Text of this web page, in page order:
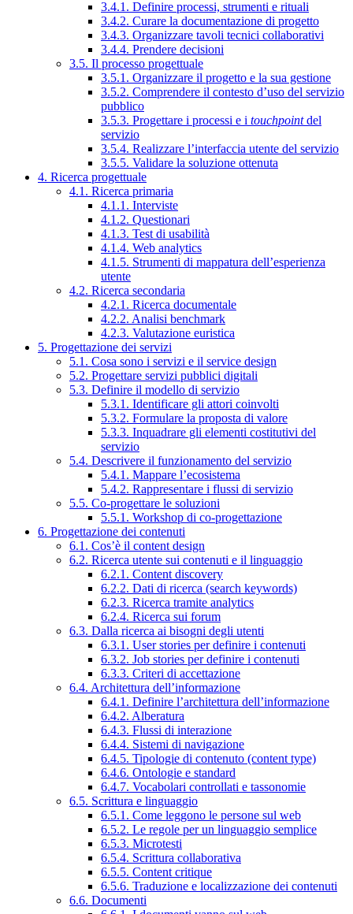
3.4.1. Definire processi, strumenti e rituali
3.4.2. Curare la documentazione di progetto
3.4.3. Organizzare tavoli tecnici collaborativi
3.4.4. Prendere decisioni
3.5. Il processo progettuale
3.5.1. Organizzare il progetto e la sua gestione
3.5.2. Comprendere il contesto d’uso del servizio
pubblico
3.5.3. Progettare i processi e i touchpointdel
servizio
3.5.4. Realizzare l’interfaccia utente del servizio
3.5.5. Validare la soluzione ottenuta
4. Ricerca progettuale
4.1. Ricerca primaria
4.1.1. Interviste
4.1.2. Questionari
4.1.3. Test di usabilità
4.1.4. Web analytics
4.1.5. Strumenti di mappatura dell’esperienza
utente
4.2. Ricerca secondaria
4.2.1. Ricerca documentale
4.2.2. Analisi benchmark
4.2.3. Valutazione euristica
5. Progettazione dei servizi
5.1. Cosa sono i servizi e il service design
5.2. Progettare servizi pubblici digitali
5.3. Definire il modello di servizio
5.3.1. Identificare gli attori coinvolti
5.3.2. Formulare la proposta di valore
5.3.3. Inquadrare gli elementi costitutivi del
servizio
5.4. Descrivere il funzionamento del servizio
5.4.1. Mappare l’ecosistema
5.4.2. Rappresentare i flussi di servizio
5.5. Co-progettare le soluzioni
5.5.1. Workshop di co-progettazione
6. Progettazione dei contenuti
6.1. Cos’è il content design
6.2. Ricerca utente sui contenuti e il linguaggio
6.2.1. Content discovery
6.2.2. Dati di ricerca (search keywords)
6.2.3. Ricerca tramite analytics
6.2.4. Ricerca sui forum
6.3. Dalla ricerca ai bisogni degli utenti
6.3.1. User stories per definire i contenuti
6.3.2. Job stories per definire i contenuti
6.3.3. Criteri di accettazione
6.4. Architettura dell’informazione
6.4.1. Definire l’architettura dell’informazione
6.4.2. Alberatura
6.4.3. Flussi di interazione
6.4.4. Sistemi di navigazione
6.4.5. Tipologie di contenuto (content type)
6.4.6. Ontologie e standard
6.4.7. Vocabolari controllati e tassonomie
6.5. Scrittura e linguaggio
6.5.1. Come leggono le persone sul web
6.5.2. Le regole per un linguaggio semplice
6.5.3. Microtesti
6.5.4. Scrittura collaborativa
6.5.5. Content critique
6.5.6. Traduzione e localizzazione dei contenuti
6.6. Documenti